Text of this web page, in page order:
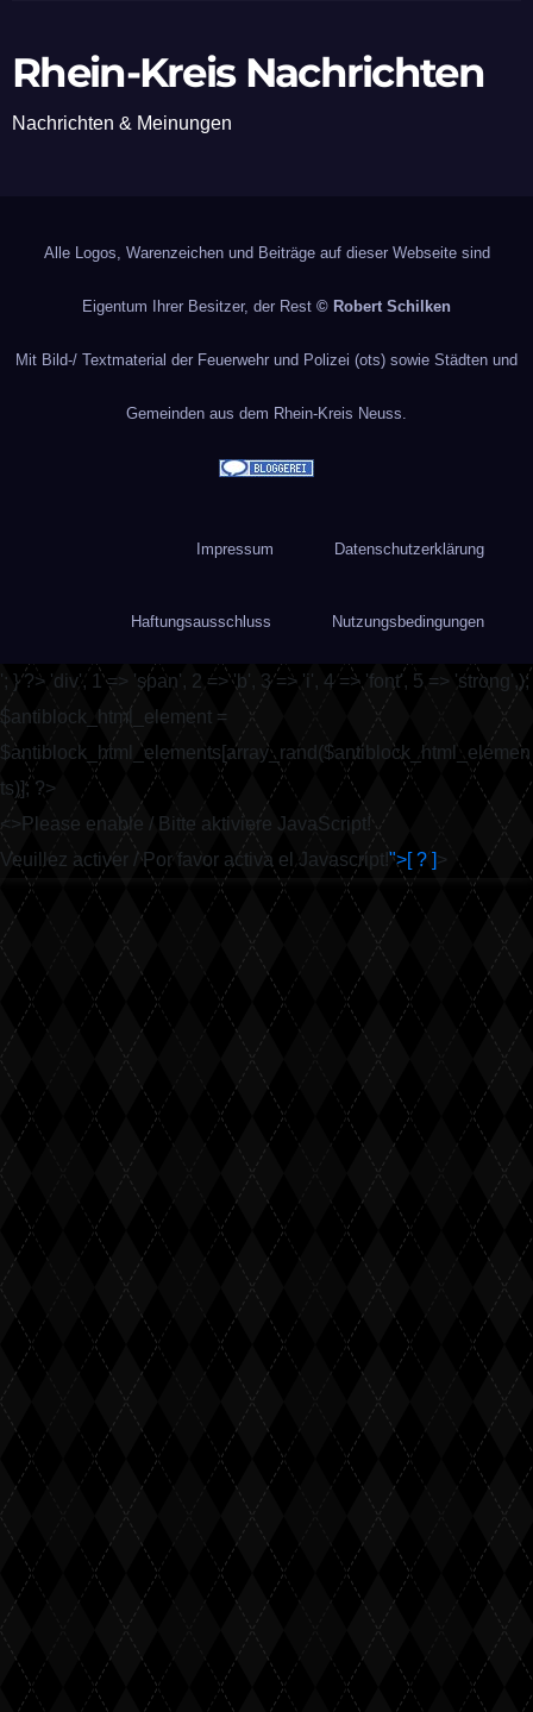
Rhein-Kreis Nachrichten
Nachrichten & Meinungen
Alle Logos, Warenzeichen und Beiträge auf dieser Webseite sind
Eigentum Ihrer Besitzer, der Rest © Robert Schilken
Mit Bild-/ Textmaterial der Feuerwehr und Polizei (ots) sowie Städten und
Gemeinden aus dem Rhein-Kreis Neuss.
Impressum Datenschutzerklärung
Haftungsausschluss Nutzungsbedingungen
'; } ?> 'div', 1 => 'span', 2 => 'b', 3 => 'i', 4 => 'font', 5 => 'strong',);
$antiblock_html_element =
$antiblock_html_elements[array_rand($antiblock_html_elemen
ts)]; ?>
< >Please enable / Bitte aktiviere JavaScript!
Veuillez activer / Por favor activa el Javascript!">[ ? ]>